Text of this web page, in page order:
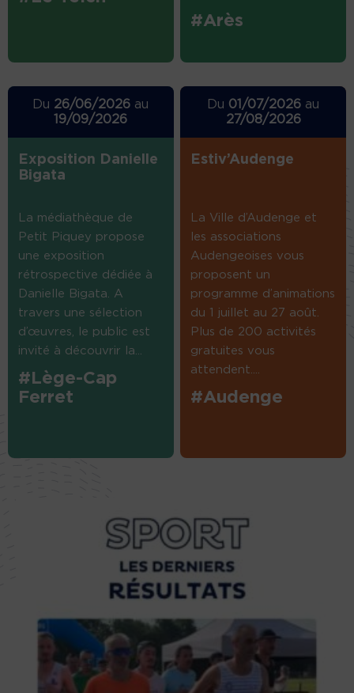
#Arès
Du 26/06/2026 au
19/09/2026
Exposition Danielle
Bigata
La médiathèque de
Petit Piquey propose
une exposition
rétrospective dédiée à
Danielle Bigata. A
travers une sélection
d’œuvres, le public est
invité à découvrir la...
#Lège-Cap
Ferret
Du 01/07/2026 au
27/08/2026
Estiv’Audenge
La Ville d’Audenge et
les associations
Audengeoises vous
proposent un
programme d’animations
du 1 juillet au 27 août.
Plus de 200 activités
gratuites vous
attendent....
#Audenge